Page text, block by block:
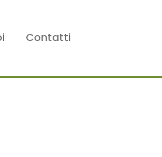
Contatti